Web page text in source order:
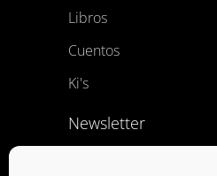
Libros
Cuentos
Ki's
Newsletter